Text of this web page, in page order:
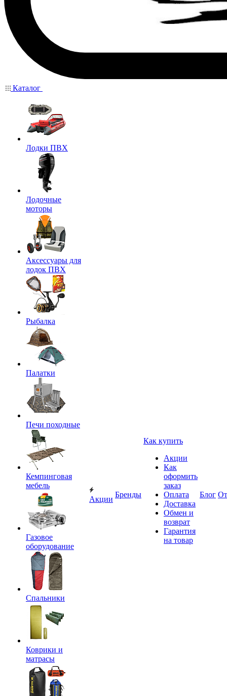
Каталог
Лодки ПВХ
Лодочные
моторы
Аксессуары для
лодок ПВХ
Рыбалка
Палатки
Печи походные
Кемпинговая
мебель
Газовое
оборудование
Спальники
Коврики и
матрасы
Акции
Бренды
Как купить
Акции
Как
оформить
заказ
Оплата
Доставка
Обмен и
возврат
Гарантия
на товар
Блог